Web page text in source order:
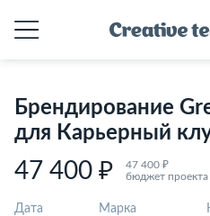
Брендирование
для Карьерный
47 400 ₽
47 400 ₽
бюджет проекта
Дата
Марка